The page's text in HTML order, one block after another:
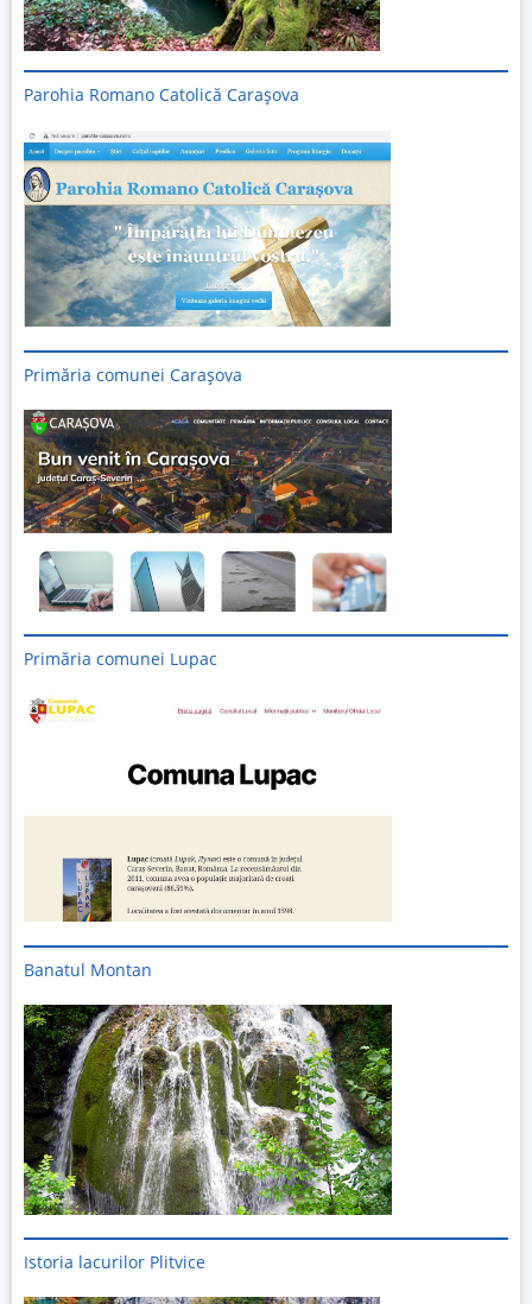
Parohia Romano Catolică Carașova
Primăria comunei Carașova
Primăria comunei Lupac
Banatul Montan
Istoria lacurilor Plitvice